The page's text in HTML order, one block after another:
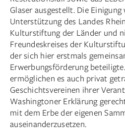
Glaser ausgestellt. Die
Unterstützung des Landes
Kulturstiftung der Länder und
Freundeskreises der
der sich hier erstmals
Erwerbungsförderung
ermöglichen es auch privat
Geschichtsvereinen ihrer
Washingtoner Erklärung
mit dem Erbe der eigenen
auseinanderzusetzen.